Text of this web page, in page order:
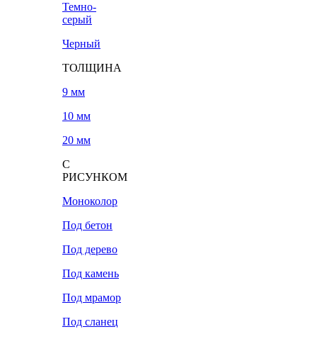
Темно-
серый
Черный
ТОЛЩИНА
9 мм
10 мм
20 мм
С
РИСУНКОМ
Моноколор
Под бетон
Под дерево
Под камень
Под мрамор
Под сланец